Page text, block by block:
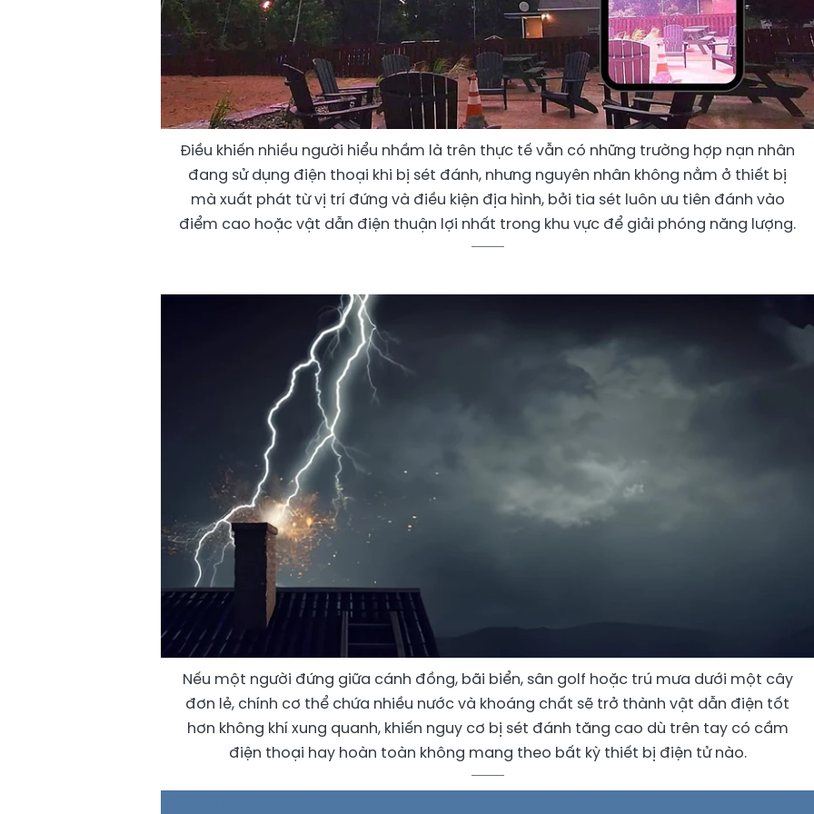
Điều khiến nhiều người hiểu nhầm là trên thực tế vẫn có những trường hợp nạn nhân
đang sử dụng điện thoại khi bị sét đánh, nhưng nguyên nhân không nằm ở thiết bị
mà xuất phát từ vị trí đứng và điều kiện địa hình, bởi tia sét luôn ưu tiên đánh vào
điểm cao hoặc vật dẫn điện thuận lợi nhất trong khu vực để giải phóng năng lượng.
Nếu một người đứng giữa cánh đồng, bãi biển, sân golf hoặc trú mưa dưới một cây
đơn lẻ, chính cơ thể chứa nhiều nước và khoáng chất sẽ trở thành vật dẫn điện tốt
hơn không khí xung quanh, khiến nguy cơ bị sét đánh tăng cao dù trên tay có cầm
điện thoại hay hoàn toàn không mang theo bất kỳ thiết bị điện tử nào.